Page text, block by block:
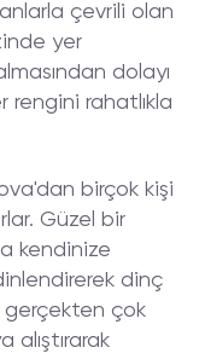
çevrili olan
yer
dolayı
rahatlıkla
birçok kişi
Güzel bir
kendinize
dinç
gerçekten çok
alıştırarak